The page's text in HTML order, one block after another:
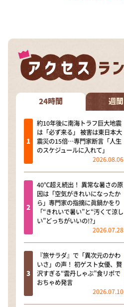
24時間 週間
約10年後に南海トラフ巨大地震
は「必ず来る」 被害は東日本大
震災の15倍…専門家断言「人生
のスケジュールに入れて」
2026.08.06
40℃超え続出！ 異常な暑さの原
因は「空気がきれいになったか
ら」専門家の指摘に眞鍋かをり
「“きれいで暑い”と“汚くて涼し
い”どっちがいいの!?」
2026.07.28
『旅サラダ』で「異次元のかわ
いさ」の声！ 初ゲスト女優、贅
沢すぎる“雲丹しゃぶ”食リポで
おちゃめ発言
2026.07.10